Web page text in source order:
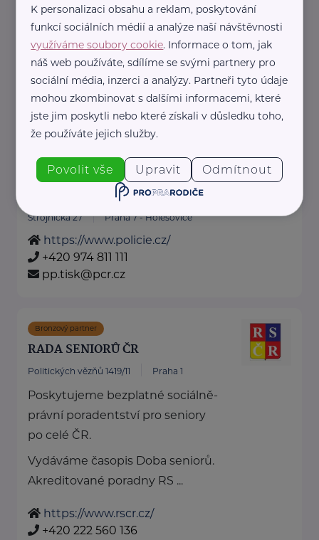
Poradny NRZP ČR
Poradna NRZP ČR v Praze
Partyzánská 1/7, 170 00 Praha 7
230 234 956, ...
https://nrzp.cz/
+420 230 234 954
Strojnická 27 Praha 7 - Holešovice
https://www.policie.cz/
+420 974 811 111
pp.tisk@pcr.cz
Bronzový partner
RADA SENIORŮ ČR
Politických vězňů 1419/11 Praha 1
Poskytujeme bezplatné sociálně-
právní poradentství pro seniory
po celé ČR.
Vydáváme časopis Doba seniorů.
Akreditované poradny RS ...
https://www.rscr.cz/
+420 222 560 136
K personalizaci obsahu a reklam, poskytování
funkcí sociálních médií a analýze naší návštěvnosti
využíváme soubory cookie. Informace o tom, jak
náš web používáte, sdílíme se svými partnery pro
sociální média, inzerci a analýzy. Partneři tyto údaje
mohou zkombinovat s dalšími informacemi, které
jste jim poskytli nebo které získali v důsledku toho,
že používáte jejich služby.
Povolit vše Upravit Odmítnout